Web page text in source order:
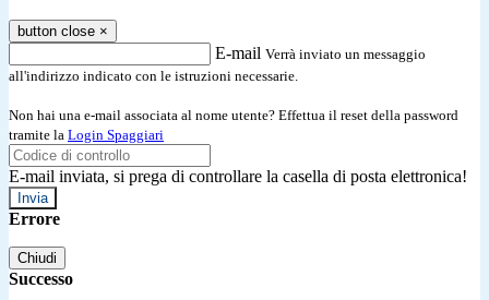
button close ×
E-mail Verrà inviato un messaggio
all'indirizzo indicato con le istruzioni necessarie.
Non hai una e-mail associata al nome utente? Effettua il reset della password
tramite la Login Spaggiari
E-mail inviata, si prega di controllare la casella di posta elettronica!
Errore
Chiudi
Successo